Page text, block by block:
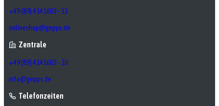
+49 (89) 4141603 - 33
onlineshop@gepps.de
Zentrale
+49 (89) 4141603 - 10
info@gepps.de
Telefonzeiten